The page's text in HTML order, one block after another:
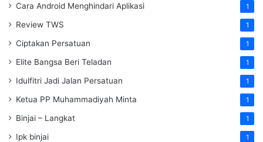
Cara Android Menghindari Aplikasi 1
Review TWS 1
Ciptakan Persatuan 1
Elite Bangsa Beri Teladan 1
Idulfitri Jadi Jalan Persatuan 1
Ketua PP Muhammadiyah Minta 1
Binjai – Langkat 1
Ipk binjai 1